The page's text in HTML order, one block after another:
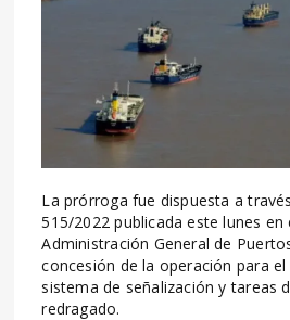
La prórroga fue dispuesta a
515/2022 publicada este lunes
Administración General de
concesión de la operación para
sistema de señalización y tareas
redragado.